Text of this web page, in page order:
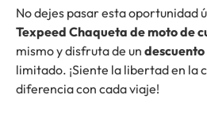
No dejes pasar esta oportunidad
Texpeed Chaqueta de moto de
mismo y disfruta de un
limitado. ¡Siente la libertad en la
diferencia con cada viaje!